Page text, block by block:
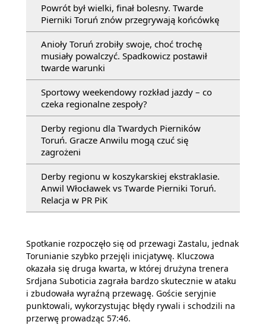
Powrót był wielki, finał bolesny. Twarde
Pierniki Toruń znów przegrywają końcówkę
Anioły Toruń zrobiły swoje, choć trochę
musiały powalczyć. Spadkowicz postawił
twarde warunki
Sportowy weekendowy rozkład jazdy – co
czeka regionalne zespoły?
Derby regionu dla Twardych Pierników
Toruń. Gracze Anwilu mogą czuć się
zagrożeni
Derby regionu w koszykarskiej ekstraklasie.
Anwil Włocławek vs Twarde Pierniki Toruń.
Relacja w PR PiK
Spotkanie rozpoczęło się od przewagi Zastalu, jednak
Torunianie szybko przejęli inicjatywę. Kluczowa
okazała się druga kwarta, w której drużyna trenera
Srdjana Suboticia zagrała bardzo skutecznie w ataku
i zbudowała wyraźną przewagę. Goście seryjnie
punktowali, wykorzystując błędy rywali i schodzili na
przerwę prowadząc 57:46.